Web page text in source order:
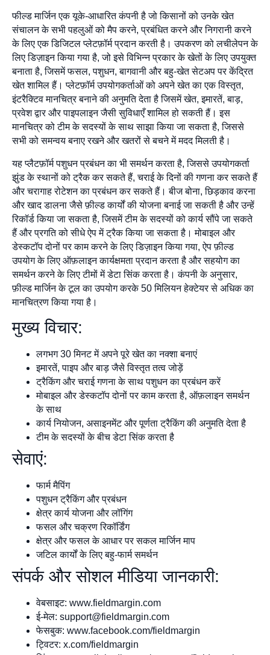
फील्ड मार्जिन एक यूके-आधारित कंपनी है जो किसानों को उनके खेत
संचालन के सभी पहलुओं को मैप करने, प्रबंधित करने और निगरानी करने
के लिए एक डिजिटल प्लेटफ़ॉर्म प्रदान करती है। उपकरण को लचीलेपन के
लिए डिज़ाइन किया गया है, जो इसे विभिन्न प्रकार के खेतों के लिए उपयुक्त
बनाता है, जिसमें फसल, पशुधन, बागवानी और बहु-खेत सेटअप पर केंद्रित
खेत शामिल हैं। प्लेटफ़ॉर्म उपयोगकर्ताओं को अपने खेत का एक विस्तृत,
इंटरैक्टिव मानचित्र बनाने की अनुमति देता है जिसमें खेत, इमारतें, बाड़,
प्रवेश द्वार और पाइपलाइन जैसी सुविधाएँ शामिल हो सकती हैं। इस
मानचित्र को टीम के सदस्यों के साथ साझा किया जा सकता है, जिससे
सभी को समन्वय बनाए रखने और खतरों से बचने में मदद मिलती है।
यह प्लैटफ़ॉर्म पशुधन प्रबंधन का भी समर्थन करता है, जिससे उपयोगकर्ता
झुंड के स्थानों को ट्रैक कर सकते हैं, चराई के दिनों की गणना कर सकते हैं
और चरागाह रोटेशन का प्रबंधन कर सकते हैं। बीज बोना, छिड़काव करना
और खाद डालना जैसे फ़ील्ड कार्यों की योजना बनाई जा सकती है और उन्हें
रिकॉर्ड किया जा सकता है, जिसमें टीम के सदस्यों को कार्य सौंपे जा सकते
हैं और प्रगति को सीधे ऐप में ट्रैक किया जा सकता है। मोबाइल और
डेस्कटॉप दोनों पर काम करने के लिए डिज़ाइन किया गया, ऐप फ़ील्ड
उपयोग के लिए ऑफ़लाइन कार्यक्षमता प्रदान करता है और सहयोग का
समर्थन करने के लिए टीमों में डेटा सिंक करता है। कंपनी के अनुसार,
फ़ील्ड मार्जिन के टूल का उपयोग करके 50 मिलियन हेक्टेयर से अधिक का
मानचित्रण किया गया है।
मुख्य विचार:
लगभग 30 मिनट में अपने पूरे खेत का नक्शा बनाएं
इमारतें, पाइप और बाड़ जैसे विस्तृत तत्व जोड़ें
ट्रैकिंग और चराई गणना के साथ पशुधन का प्रबंधन करें
मोबाइल और डेस्कटॉप दोनों पर काम करता है, ऑफ़लाइन समर्थन
के साथ
कार्य नियोजन, असाइनमेंट और पूर्णता ट्रैकिंग की अनुमति देता है
टीम के सदस्यों के बीच डेटा सिंक करता है
सेवाएं:
फार्म मैपिंग
पशुधन ट्रैकिंग और प्रबंधन
क्षेत्र कार्य योजना और लॉगिंग
फसल और चक्रण रिकॉर्डिंग
क्षेत्र और फसल के आधार पर सकल मार्जिन माप
जटिल कार्यों के लिए बहु-फार्म समर्थन
संपर्क और सोशल मीडिया जानकारी:
वेबसाइट: www.fieldmargin.com
ई-मेल: support@fieldmargin.com
फेसबुक: www.facebook.com/fieldmargin
ट्विटर: x.com/fieldmargin